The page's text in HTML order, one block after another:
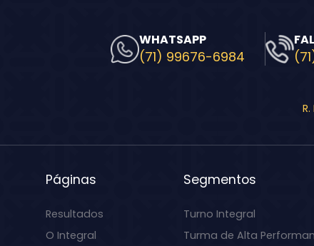
WHATSAPP
(71) 99676-6984
Páginas
Resultados
O Integral
Segmentos
Turno Integral
Turma de Alta